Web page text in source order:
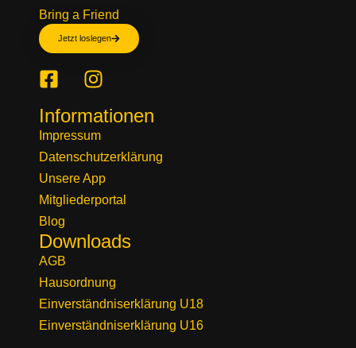
Bring a Friend
Jetzt loslegen
Informationen
Impressum
Datenschutzerklärung
Unsere App
Mitgliederportal
Blog
Downloads
AGB
Hausordnung
Einverständniserklärung U18
Einverständniserklärung U16